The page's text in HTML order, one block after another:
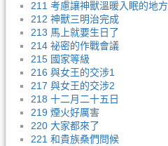
211 考慮讓神獸溫暖入眠的地方
212 神獸三明治完成
213 馬上就要生日了
214 祕密的作戰會議
215 國家等級
216 與女王的交涉1
217 與女王的交涉2
218 十二月二十五日
219 煙火好厲害
220 大家都來了
221 和貴族桑們問候